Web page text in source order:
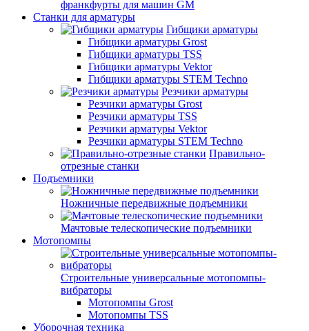
франкфурты для машин GM
Станки для арматуры
Гибщики арматуры
Гибщики арматуры Grost
Гибщики арматуры TSS
Гибщики арматуры Vektor
Гибщики арматуры STEM Techno
Резчики арматуры
Резчики арматуры Grost
Резчики арматуры TSS
Резчики арматуры Vektor
Резчики арматуры STEM Techno
Правильно-
отрезные станки
Подъемники
Ножничные передвижные подъемники
Мачтовые телескопические подъемники
Мотопомпы
Строительные универсальные мотопомпы-
вибраторы
Мотопомпы Grost
Мотопомпы TSS
Уборочная техника